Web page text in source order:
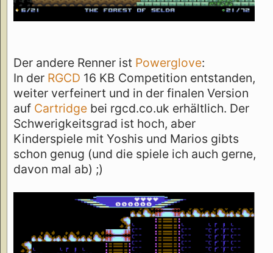
Der andere Renner ist Powerglove:
In der RGCD 16 KB Competition entstanden,
weiter verfeinert und in der finalen Version
auf Cartridge bei rgcd.co.uk erhältlich. Der
Schwerigkeitsgrad ist hoch, aber
Kinderspiele mit Yoshis und Marios gibts
schon genug (und die spiele ich auch gerne,
davon mal ab) ;)